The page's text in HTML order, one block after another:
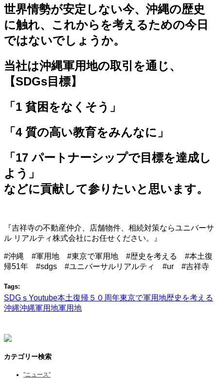
世界情勢が安定しない今、沖縄の歴史
に触れ、これからを考えるための今日
ではないでしょうか。
当社は沖縄軍用地の取引を通じ、
【SDGs目標】
「1 貧困をなくそう」
「4 質の高い教育をみんなに」
「17 パートナーシップで目標を達成し
よう」
などに貢献して参りたいと思います。
『吉祥寺の不動産仲介、店舗物件、相続対策ならユニバーサ
ル リアルティ株式会社にお任せください。』
#沖縄 #軍用地 #東京で軍用地 #歴史を考える #本土復
帰51年 #sdgs #ユニバーサルリアルティ #ur #吉祥寺
Tags:
SDGｓ Youtube本土復帰５０周年東京で軍用地歴史を考える
沖縄沖縄軍用地軍用地
カテゴリー検索
”ニュース”